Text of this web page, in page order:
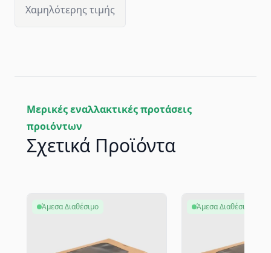
Χαμηλότερης τιμής
Μερικές εναλλακτικές προτάσεις
προιόντων
Σχετικά Προϊόντα
Άμεσα Διαθέσιμο Άμεσα Διαθέσιμο